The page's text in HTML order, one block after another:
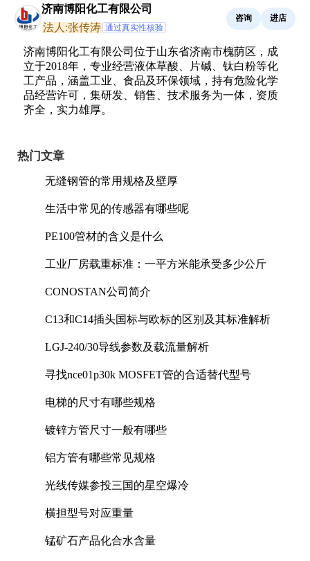
济南博阳化工有限公司
法人:张传涛 通过真实性核验
咨询 进店
济南博阳化工有限公司位于山东省济南市槐荫区，成
立于2018年，专业经营液体草酸、片碱、钛白粉等化
工产品，涵盖工业、食品及环保领域，持有危险化学
品经营许可，集研发、销售、技术服务为一体，资质
齐全，实力雄厚。
热门文章
无缝钢管的常用规格及壁厚
生活中常见的传感器有哪些呢
PE100管材的含义是什么
工业厂房载重标准：一平方米能承受多少公斤
CONOSTAN公司简介
C13和C14插头国标与欧标的区别及其标准解析
LGJ-240/30导线参数及载流量解析
寻找nce01p30k MOSFET管的合适替代型号
电梯的尺寸有哪些规格
镀锌方管尺寸一般有哪些
铝方管有哪些常见规格
光线传媒参投三国的星空爆冷
横担型号对应重量
锰矿石产品化合水含量